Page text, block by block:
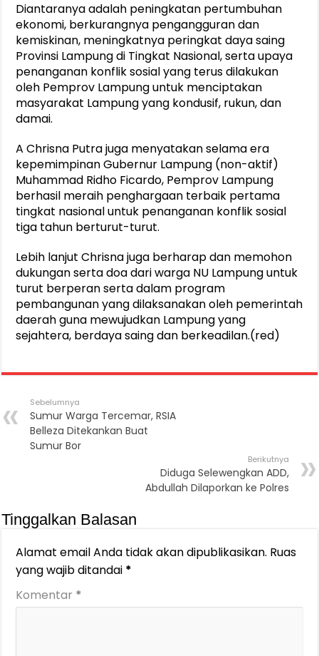
Diantaranya adalah peningkatan pertumbuhan
ekonomi, berkurangnya pengangguran dan
kemiskinan, meningkatnya peringkat daya saing
Provinsi Lampung di Tingkat Nasional, serta upaya
penanganan konflik sosial yang terus dilakukan
oleh Pemprov Lampung untuk menciptakan
masyarakat Lampung yang kondusif, rukun, dan
damai.
A Chrisna Putra juga menyatakan selama era
kepemimpinan Gubernur Lampung (non-aktif)
Muhammad Ridho Ficardo, Pemprov Lampung
berhasil meraih penghargaan terbaik pertama
tingkat nasional untuk penanganan konflik sosial
tiga tahun berturut-turut.
Lebih lanjut Chrisna juga berharap dan memohon
dukungan serta doa dari warga NU Lampung untuk
turut berperan serta dalam program
pembangunan yang dilaksanakan oleh pemerintah
daerah guna mewujudkan Lampung yang
sejahtera, berdaya saing dan berkeadilan.(red)
Sebelumnya
Sumur Warga Tercemar, RSIA
Belleza Ditekankan Buat
Sumur Bor
Berikutnya
Diduga Selewengkan ADD,
Abdullah Dilaporkan ke Polres
Tinggalkan Balasan
Alamat email Anda tidak akan dipublikasikan. Ruas
yang wajib ditandai *
Komentar *